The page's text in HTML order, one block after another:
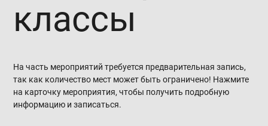
классы
На часть мероприятий требуется предварительная запись,
так как количество мест может быть ограничено! Нажмите
на карточку мероприятия, чтобы получить подробную
информацию и записаться.